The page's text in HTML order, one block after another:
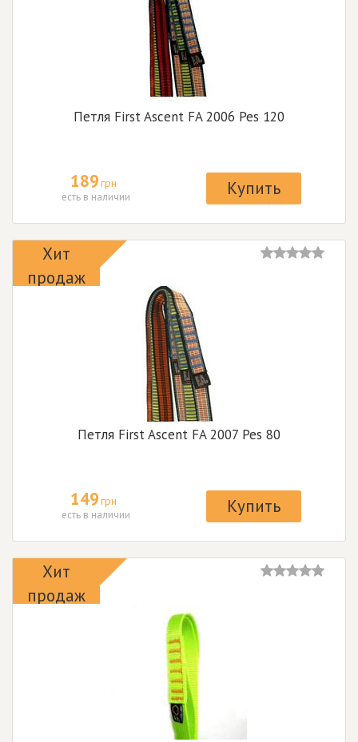
Петля First Ascent FA 2006 Pes 120
189грн
есть в наличии Купить
Хит
продаж
Петля First Ascent FA 2007 Pes 80
149грн
есть в наличии Купить
Хит
продаж